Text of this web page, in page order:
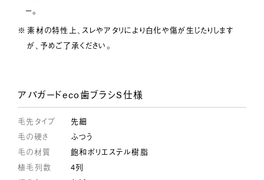
ー。
素材の特性上、スレやアタリにより白化や傷が生じたりします
が、予めご了承ください。
アパガードeco歯ブラシS仕様
毛先タイプ
先細
毛の硬さ
ふつう
毛の材質
飽和ポリエステル樹脂
植毛列数
4列